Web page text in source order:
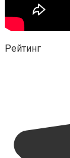
Рейтинг